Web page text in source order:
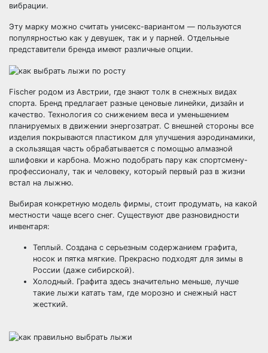
вибрации.
Эту марку можно считать унисекс-вариантом — пользуются
популярностью как у девушек, так и у парней. Отдельные
представители бренда имеют различные опции.
Fischer родом из Австрии, где знают толк в снежных видах
спорта. Бренд предлагает разные ценовые линейки, дизайн и
качество. Технология со снижением веса и уменьшением
планируемых в движении энергозатрат. С внешней стороны все
изделия покрываются пластиком для улучшения аэродинамики,
а скользящая часть обрабатывается с помощью алмазной
шлифовки и карбона. Можно подобрать пару как спортсмену-
профессионалу, так и человеку, который первый раз в жизни
встал на лыжню.
Выбирая конкретную модель фирмы, стоит продумать, на какой
местности чаще всего снег. Существуют две разновидности
инвентаря:
Теплый. Создана с серьезным содержанием графита,
носок и пятка мягкие. Прекрасно подходят для зимы в
России (даже сибирской).
Холодный. Графита здесь значительно меньше, лучше
такие лыжи катать там, где морозно и снежный наст
жесткий.